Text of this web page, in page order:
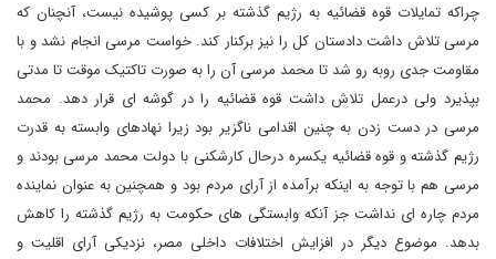
چراکه تمایلات قوه قضائیه به رژیم گذشته بر کسی پوشیده نیست، آنچنان که
مرسی تلاش داشت دادستان کل را نیز برکنار کند. خواست مرسی انجام نشد و با
مقاومت جدی روبه رو شد تا محمد مرسی آن را به صورت تاکتیک موقت تا مدتی
بپذیرد ولی درعمل تلاش داشت قوه قضائیه را در گوشه ای قرار دهد. محمد
مرسی در دست زدن به چنین اقدامی ناگزیر بود زیرا نهادهای وابسته به قدرت
رژیم گذشته و قوه قضائیه یکسره درحال کارشکنی با دولت محمد مرسی بودند و
مرسی هم با توجه به اینکه برآمده از آرای مردم بود و همچنین به عنوان نماینده
مردم چاره ای نداشت جز آنکه وابستگی های حکومت به رژیم گذشته را کاهش
بدهد. موضوع دیگر در افزایش اختلافات داخلی مصر، نزدیکی آرای اقلیت و